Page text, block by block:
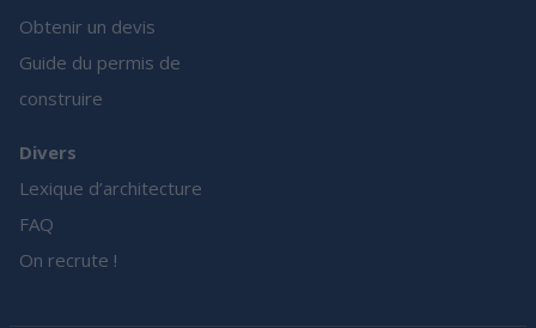
Obtenir un devis
Guide du permis de
construire
Divers
Lexique d’architecture
FAQ
On recrute !